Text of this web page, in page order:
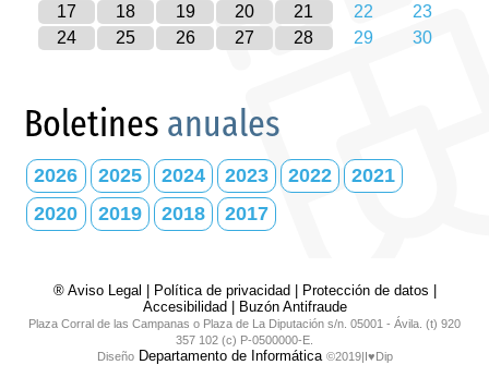
17
18 19 20 21 22
23
24
25 26 27 28 29 30
Boletines anuales
2026 2025 2024 2023 2022
2021
2020
2019 2018 2017
® Aviso Legal Política de privacidad Protección de datos
Accesibilidad
Buzón Antifraude
Plaza Corral de las Campanas o Plaza de La Diputación s/n. 05001 - Ávila. (t) 920
357 102 (c) P-0500000-E.
DiseñoDepartamento de Informática ©2019|I♥Dip